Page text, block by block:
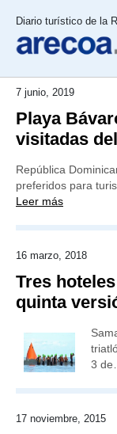
Diario turístico de la
7 junio, 2019
Playa
visitadas
República
preferidos para
Leer más
16 marzo, 2018
Tres
quinta
3
17 noviembre, 2015